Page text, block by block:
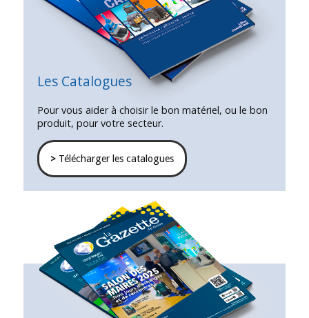
Les Catalogues
Pour vous aider à choisir le bon matériel, ou le bon
produit, pour votre secteur.
>Télécharger les catalogues